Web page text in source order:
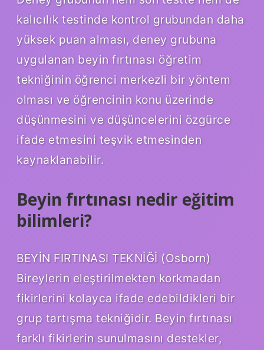
kalıcılık testinde kontrol grubundan daha
yüksek puan alması, deney grubuna
uygulanan beyin fırtınası öğretim
tekniğinin öğrenci merkezli bir yöntem
olması ve öğrencinin konu üzerinde
düşünmesini ve düşüncelerini özgürce
ifade etmesini teşvik etmesinden
kaynaklanabilir.
Beyin fırtınası nedir eğitim
bilimleri?
BEYİN FIRTINASI TEKNİĞİ (Osborn)
Bireylerin eleştirilmekten korkmadan
fikirlerini kolayca ifade edebildikleri bir
grup tartışma tekniğidir. Beyin fırtınası
farklı fikirlerin sunulmasını destekler,